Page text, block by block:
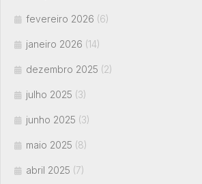
fevereiro 2026 (6)
janeiro 2026 (14)
dezembro 2025 (2)
julho 2025 (3)
junho 2025 (3)
maio 2025 (8)
abril 2025 (7)